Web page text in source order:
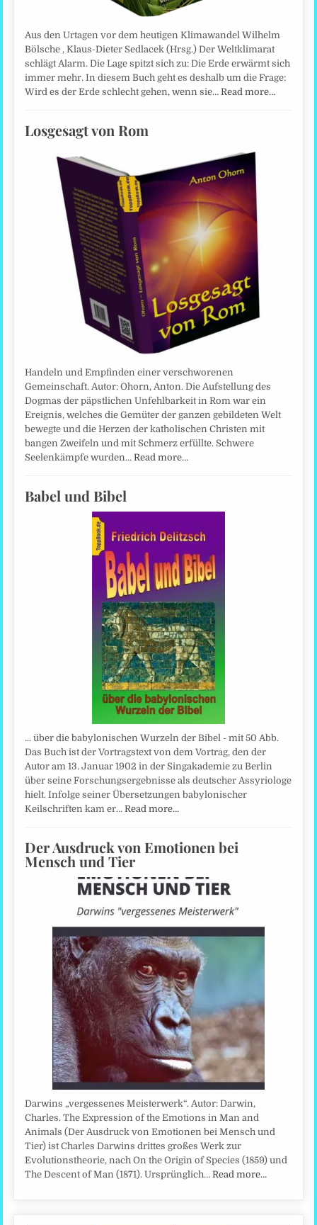
Aus den Urtagen vor dem heutigen Klimawandel Wilhelm
Bölsche , Klaus-Dieter Sedlacek (Hrsg.) Der Weltklimarat
schlägt Alarm. Die Lage spitzt sich zu: Die Erde erwärmt sich
immer mehr. In diesem Buch geht es deshalb um die Frage:
Wird es der Erde schlecht gehen, wenn sie…Read more…
Losgesagt von Rom
Handeln und Empfinden einer verschworenen
Gemeinschaft. Autor: Ohorn, Anton. Die Aufstellung des
Dogmas der päpstlichen Unfehlbarkeit in Rom war ein
Ereignis, welches die Gemüter der ganzen gebildeten Welt
bewegte und die Herzen der katholischen Christen mit
bangen Zweifeln und mit Schmerz erfüllte. Schwere
Seelenkämpfe wurden…Read more…
Babel und Bibel
... über die babylonischen Wurzeln der Bibel - mit 50 Abb.
Das Buch ist der Vortragstext von dem Vortrag, den der
Autor am 13. Januar 1902 in der Singakademie zu Berlin
über seine Forschungsergebnisse als deutscher Assyriologe
hielt. Infolge seiner Übersetzungen babylonischer
Keilschriften kam er…Read more…
Der Ausdruck von Emotionen bei
Mensch und Tier
Darwins „vergessenes Meisterwerk“. Autor: Darwin,
Charles. The Expression of the Emotions in Man and
Animals (Der Ausdruck von Emotionen bei Mensch und
Tier) ist Charles Darwins drittes großes Werk zur
Evolutionstheorie, nach On the Origin of Species (1859) und
The Descent of Man (1871). Ursprünglich…Read more…